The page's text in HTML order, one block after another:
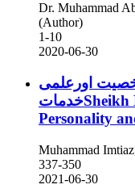
Dr. Muhammad
(Author)
1-10
2020-06-30
اورعلمی
خدماتSheikh Maḥmūd Saīd Mamdūḥ:
Personality
Muhammad
337-350
2021-06-30